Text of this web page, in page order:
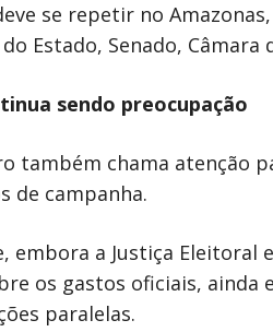
se repetir no
Estado, Senado,
sendo preocupação
também chama atenção
de campanha.
embora a Justiça Eleitoral
os gastos oficiais,
paralelas.